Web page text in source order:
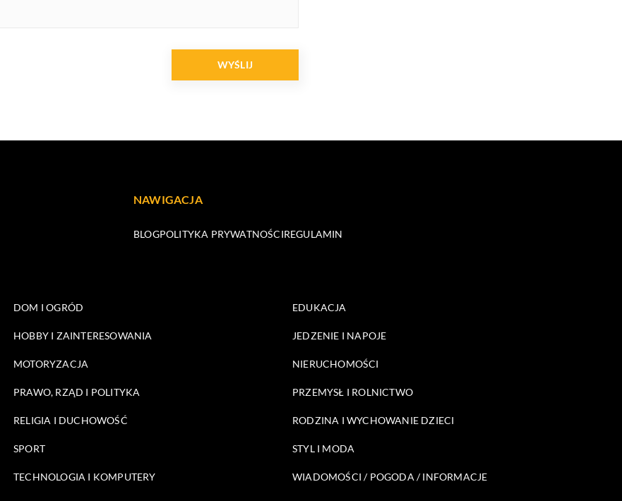
NAWIGACJA
BLOGPOLITYKA PRYWATNOŚCIREGULAMIN
DOM I OGRÓD EDUKACJA
HOBBY I ZAINTERESOWANIA JEDZENIE I NAPOJE
MOTORYZACJA NIERUCHOMOŚCI
PRAWO, RZĄD I POLITYKA PRZEMYSŁ I ROLNICTWO
RELIGIA I DUCHOWOŚĆ RODZINA I WYCHOWANIE DZIECI
SPORT STYL I MODA
TECHNOLOGIA I KOMPUTERY WIADOMOŚCI / POGODA / INFORMACJE